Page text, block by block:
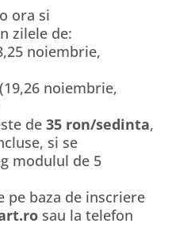
ora si
zilele de:
noiembrie,
noiembrie,
de 35 ron/sedinta,
si se
modulul de 5
pe baza de inscriere
sau la telefon